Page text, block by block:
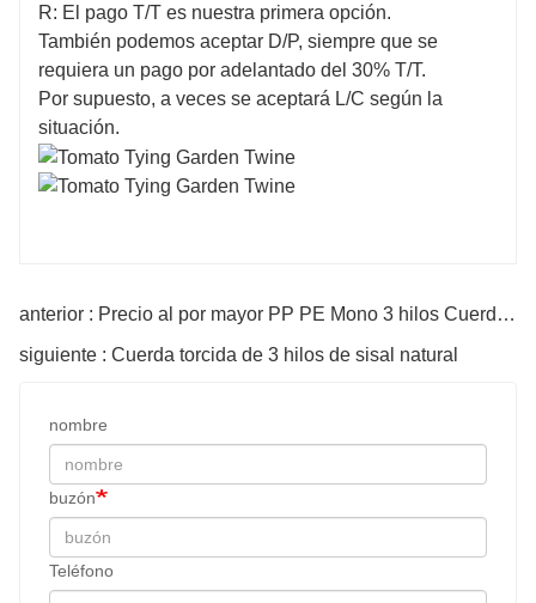
R: El pago T/T es nuestra primera opción.
También podemos aceptar D/P, siempre que se
requiera un pago por adelantado del 30% T/T.
Por supuesto, a veces se aceptará L/C según la
situación.
anterior : Precio al por mayor PP PE Mono 3 hilos Cuerda trenzada
siguiente : Cuerda torcida de 3 hilos de sisal natural
nombre
buzón
Teléfono